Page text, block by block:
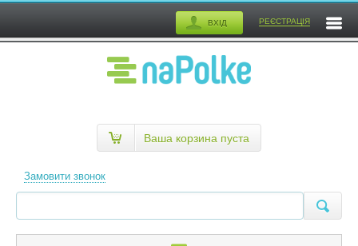
ВХІД РЕЄСТРАЦІЯ
Замовити звонок
Ваша корзина пуста